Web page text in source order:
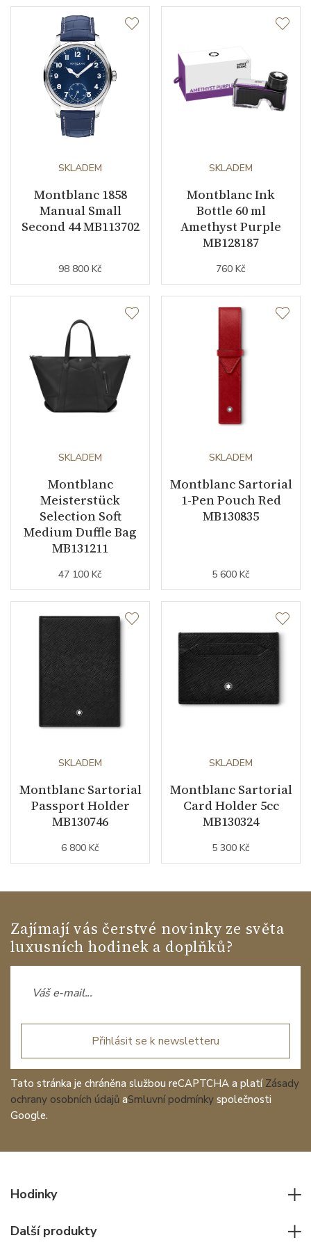
Datumovka
Sekundová ručka ANO
Řemínek / Spona
Materiál řemínku nerezová ocel
Barva řemínku ocelový tah
Materiál spony nerezová ocel
Doplňující údaje
SKLADEM
Montblanc 1858
Manual Small
Second 44 MB113702
98 800 Kč
SKLADEM
Montblanc Ink
Bottle 60 ml
Amethyst Purple
MB128187
760 Kč
SKLADEM
Montblanc
Meisterstück
Selection Soft
Medium Duffle Bag
MB131211
47 100 Kč
SKLADEM
Montblanc Sartorial
1-Pen Pouch Red
MB130835
5 600 Kč
SKLADEM
Montblanc Sartorial
Passport Holder
MB130746
6 800 Kč
SKLADEM
Montblanc Sartorial
Card Holder 5cc
MB130324
5 300 Kč
Zajímají vás čerstvé novinky ze světa
luxusních hodinek a doplňků?
Přihlásit se k newsletteru
Tato stránka je chráněna službou reCAPTCHA a platí Zásady
ochrany osobních údajů aSmluvní podmínky společnosti
Google.
Hodinky
Další produkty